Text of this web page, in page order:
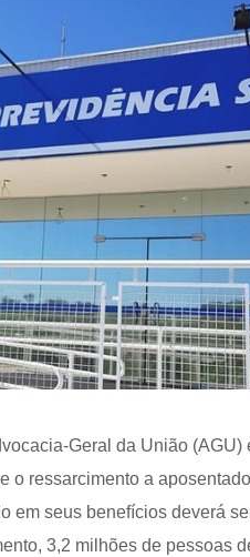
Geral da União
o ressarcimento a
em seus benefícios deverá
3,2 milhões de pessoas